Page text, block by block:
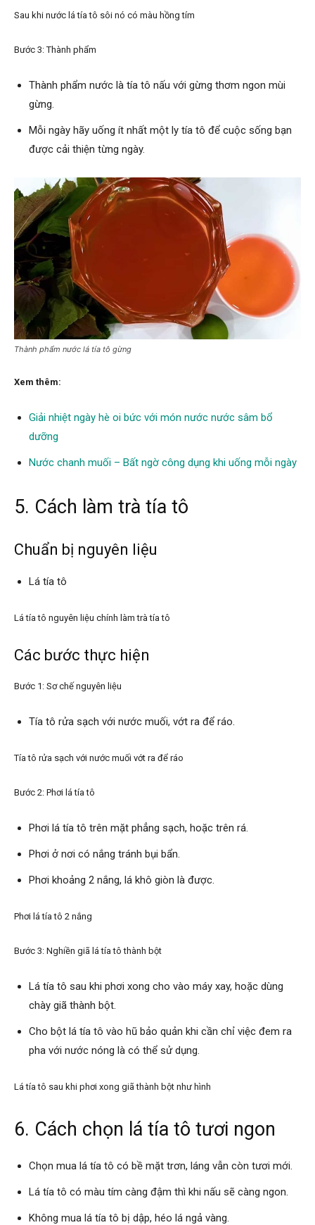
Sau khi nước lá tía tô sôi nó có màu hồng tím
Bước 3: Thành phẩm
Thành phẩm nước là tía tô nấu với gừng thơm ngon mùi
gừng.
Mỗi ngày hãy uống ít nhất một ly tía tô để cuộc sống bạn
được cải thiện từng ngày.
Thành phẩm nước lá tía tô gừng
Xem thêm:
Giải nhiệt ngày hè oi bức với món nước nước sâm bổ
dưỡng
Nước chanh muối – Bất ngờ công dụng khi uống mỗi ngày
5. Cách làm trà tía tô
Chuẩn bị nguyên liệu
Lá tía tô
Lá tía tô nguyên liệu chính làm trà tía tô
Các bước thực hiện
Bước 1: Sơ chế nguyên liệu
Tía tô rửa sạch với nước muối, vớt ra để ráo.
Tía tô rửa sạch với nước muối vớt ra để ráo
Bước 2: Phơi lá tía tô
Phơi lá tía tô trên mặt phẳng sạch, hoặc trên rá.
Phơi ở nơi có nắng tránh bụi bẩn.
Phơi khoảng 2 nắng, lá khô giòn là được.
Phơi lá tía tô 2 nắng
Bước 3: Nghiền giã lá tía tô thành bột
Lá tía tô sau khi phơi xong cho vào máy xay, hoặc dùng
chày giã thành bột.
Cho bột lá tía tô vào hũ bảo quản khi cần chỉ việc đem ra
pha với nước nóng là có thể sử dụng.
Lá tía tô sau khi phơi xong giã thành bột như hình
6. Cách chọn lá tía tô tươi ngon
Chọn mua lá tía tô có bề mặt trơn, láng vẫn còn tươi mới.
Lá tía tô có màu tím càng đậm thì khi nấu sẽ càng ngon.
Không mua lá tía tô bị dập, héo lá ngả vàng.